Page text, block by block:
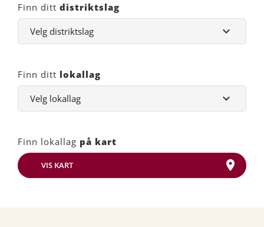
Finn ditt distriktslag
Finn ditt lokallag
Finn lokallag på kart
VIS KART